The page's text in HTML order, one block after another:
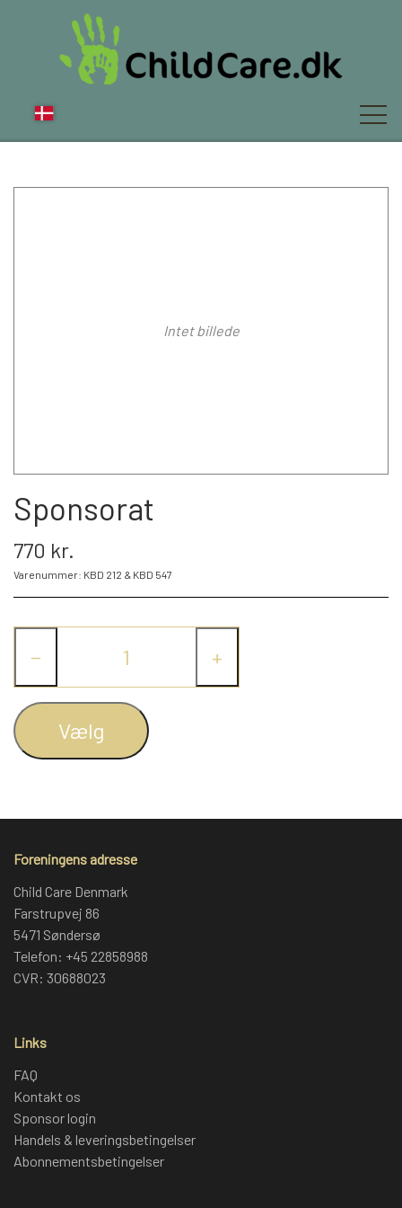
FAQ
LOGIN
SPONSOR-LOGIN
Intet billede
Sponsorat
770 kr.
Varenummer: KBD 212 & KBD 547
− +
Vælg
Foreningens adresse
Child Care Denmark
Farstrupvej 86
5471 Søndersø
Telefon: +45 22858988
CVR: 30688023
Links
FAQ
Kontakt os
Sponsor login
Handels & leveringsbetingelser
Abonnementsbetingelser